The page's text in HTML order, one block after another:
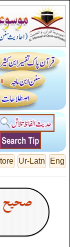
Eng
Ur-Latn